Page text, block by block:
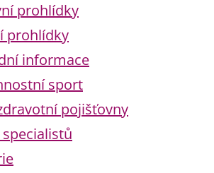
prohlídky
prohlídky
informace
sport
pojišťovny
specialistů